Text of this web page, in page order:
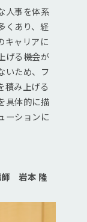
人事を体系
くあり、経
キャリアに
げる機会が
いため、フ
積み上げる
具体的に描
ーションに
師 岩本 隆